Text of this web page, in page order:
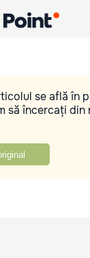
se află în
să încercați din